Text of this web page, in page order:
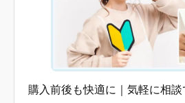
購入前後も快適に｜気軽に相談